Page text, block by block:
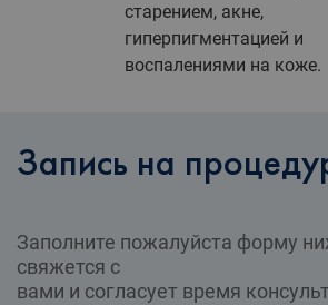
старением, акне,
гиперпигментацией и
воспалениями на коже.
Запись на
Заполните пожалуйста форму
свяжется с
вами и согласует время